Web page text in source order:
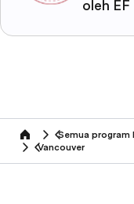
oleh EF
home Semua program
Vancouver